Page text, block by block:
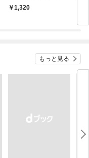
会」が生まれた謎
￥1,320
もっと見る